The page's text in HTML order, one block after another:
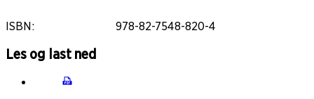
ISBN: 978-82-7548-820-4
Les og last ned